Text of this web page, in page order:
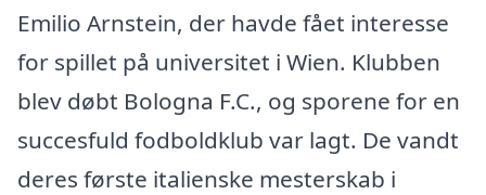
Emilio Arnstein, der havde fået interesse
for spillet på universitet i Wien. Klubben
blev døbt Bologna F.C., og sporene for en
succesfuld fodboldklub var lagt. De vandt
deres første italienske mesterskab i